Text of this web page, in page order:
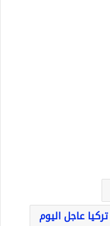
تركيا عاجل اليوم